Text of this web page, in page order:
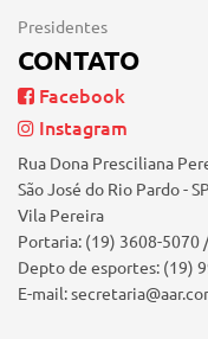
Presidentes
CONTATO
Facebook
Instagram
Rua Dona Presciliana
São José do Rio Pardo - SP
Vila Pereira
Portaria: (19) 3608-5070
Depto de esportes: (19)
E-mail: